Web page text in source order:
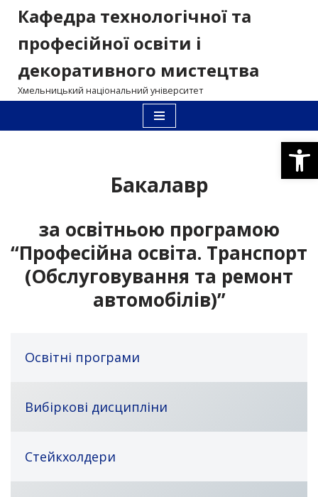
Перейти
вмісту
Кафедра технологічної та
професійної освіти і
декоративного мистецтва
Хмельницький національний університет
Бакалавр
за освітньою програмою
“Професійна освіта. Транспорт
(Обслуговування та ремонт
автомобілів)”
Освітні програми
Вибіркові дисципліни
Стейкхолдери